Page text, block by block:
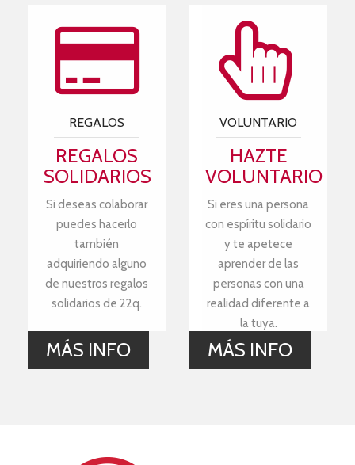
REGALOS
REGALOS
SOLIDARIOS
Si deseas colaborar
puedes hacerlo
también
adquiriendo alguno
de nuestros regalos
solidarios de 22q.
MÁS INFO
VOLUNTARIO
HAZTE
VOLUNTARIO
Si eres una persona
con espíritu solidario
y te apetece
aprender de las
personas con una
realidad diferente a
la tuya.
MÁS INFO